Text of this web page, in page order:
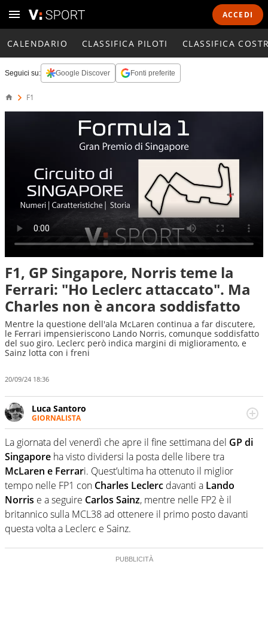
ACCEDI
CALENDARIO CLASSIFICA PILOTI CLASSIFICA
Seguici su: Google Discover Fonti preferite
F1
F1, GP Singapore, Norris teme la
Ferrari: "Ho Leclerc attaccato". Ma
Charles non è ancora soddisfatto
Mentre la questione dell'ala McLaren continua a far discutere,
le Ferrari impensieriscono Lando Norris, comunque soddisfatto
del suo giro. Leclerc però indica margini di miglioramento, e
Sainz lotta con i freni
20/09/24 18:36
Luca Santoro
GIORNALISTA
Esperto di Motorsport ma, più in generale, appassionato
di tutto ciò che sia Sport, anche senza il Motor. Dà il
meglio di sé quando la strada fa largo alle due o alle
quattro ruote
La giornata del venerdì che apre il fine settimana del GP di
Singapore ha visto dividersi la posta delle libere tra
McLaren e Ferrari. Quest’ultima ha ottenuto il miglior
tempo nelle FP1 con Charles Leclerc davanti a Lando
Norris e a seguire Carlos Sainz, mentre nelle FP2 è il
britannico sulla MCL38 ad ottenere il primo posto davanti
questa volta a Leclerc e Sainz.